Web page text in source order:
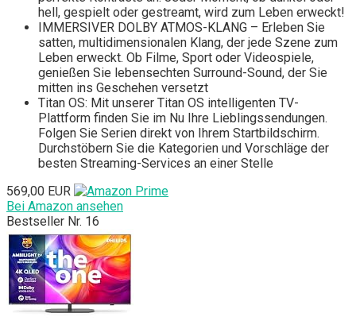
hell, gespielt oder gestreamt, wird zum Leben erweckt!
IMMERSIVER DOLBY ATMOS-KLANG – Erleben Sie
satten, multidimensionalen Klang, der jede Szene zum
Leben erweckt. Ob Filme, Sport oder Videospiele,
genießen Sie lebensechten Surround-Sound, der Sie
mitten ins Geschehen versetzt
Titan OS: Mit unserer Titan OS intelligenten TV-
Plattform finden Sie im Nu Ihre Lieblingssendungen.
Folgen Sie Serien direkt von Ihrem Startbildschirm.
Durchstöbern Sie die Kategorien und Vorschläge der
besten Streaming-Services an einer Stelle
569,00 EUR
Bei Amazon ansehen
Bestseller Nr. 16